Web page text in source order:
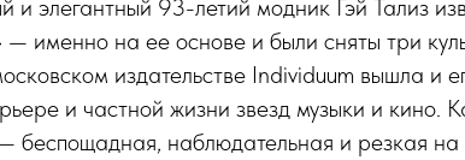
и элегантный 93-летий модник Гэй Тализ
именно на ее основе и были сняты три
издательстве Individuum вышла и
и частной жизни звезд музыки и кино.
беспощадная, наблюдательная и резкая на